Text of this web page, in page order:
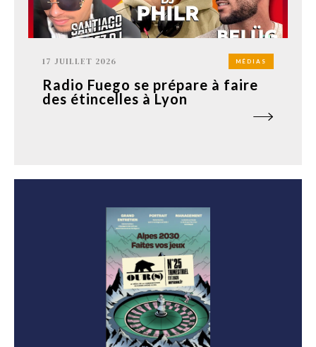
17 JUILLET 2026 MÉDIAS
Radio Fuego se prépare à faire
des étincelles à Lyon